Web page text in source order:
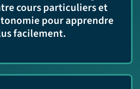
cours particuliers et
pour apprendre
facilement.